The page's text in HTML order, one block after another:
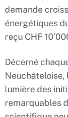
demande
énergétiques
reçu CHF
Décerné
Neuchâteloise,
lumière des
remarquables